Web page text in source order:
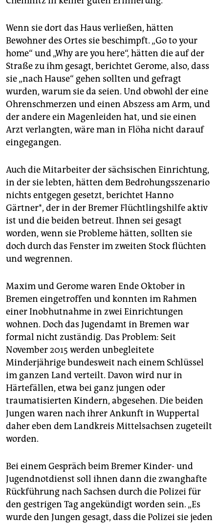
Wenn sie dort das Haus verließen, hätten
Bewohner des Ortes sie beschimpft. „Go to your
home“ und „Why are you here“, hätten die auf der
Straße zu ihm gesagt, berichtet Gerome, also, dass
sie „nach Hause“ gehen sollten und gefragt
wurden, warum sie da seien. Und obwohl der eine
Ohrenschmerzen und einen Abszess am Arm, und
der andere ein Magenleiden hat, und sie einen
Arzt verlangten, wäre man in Flöha nicht darauf
eingegangen.
Auch die Mitarbeiter der sächsischen Einrichtung,
in der sie lebten, hätten dem Bedrohungsszenario
nichts entgegen gesetzt, berichtet Hanno
Gärtner*, der in der Bremer Flüchtlingshilfe aktiv
ist und die beiden betreut. Ihnen sei gesagt
worden, wenn sie Probleme hätten, sollten sie
doch durch das Fenster im zweiten Stock flüchten
und wegrennen.
Maxim und Gerome waren Ende Oktober in
Bremen eingetroffen und konnten im Rahmen
einer Inobhutnahme in zwei Einrichtungen
wohnen. Doch das Jugendamt in Bremen war
formal nicht zuständig. Das Problem: Seit
November 2015 werden unbegleitete
Minderjährige bundesweit nach einem Schlüssel
im ganzen Land verteilt. Davon wird nur in
Härtefällen, etwa bei ganz jungen oder
traumatisierten Kindern, abgesehen. Die beiden
Jungen waren nach ihrer Ankunft in Wuppertal
daher eben dem Landkreis Mittelsachsen zugeteilt
worden.
Bei einem Gespräch beim Bremer Kinder- und
Jugendnotdienst soll ihnen dann die zwanghafte
Rückführung nach Sachsen durch die Polizei für
den gestrigen Tag angekündigt worden sein. „Es
wurde den Jungen gesagt, dass die Polizei sie jeden